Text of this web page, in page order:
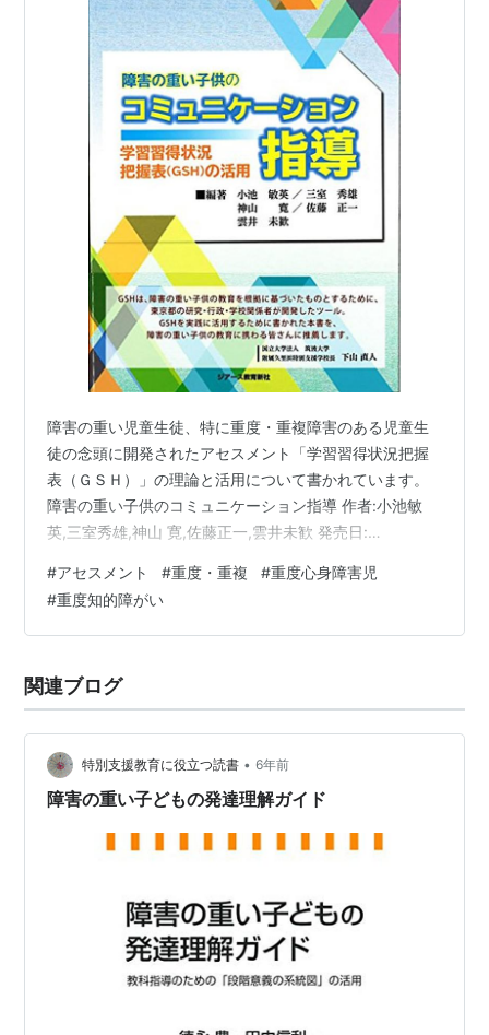
障害の重い児童生徒、特に重度・重複障害のある児童生
徒の念頭に開発されたアセスメント「学習習得状況把握
表（ＧＳＨ）」の理論と活用について書かれています。
障害の重い子供のコミュニケーション指導 作者:小池敏
英,三室秀雄,神山 寛,佐藤正一,雲井未歓 発売日:
度の場合、知的障害、肢体不自由、聴覚障害、視覚障害
が重複していることがあります。どこまで聞こえている
のか、どこまで見えるのか、伝わっていないから反応が
ないのか、そこを見抜くためには子どもと丁寧にかかわ
らなければなりません。コミ…
#アセスメント #重度・重複 #重度心身障害児
#重度知的障がい
関連ブログ
特別支援教育に役立つ読書 • 6年前
障害の重い子どもの発達理解ガイド